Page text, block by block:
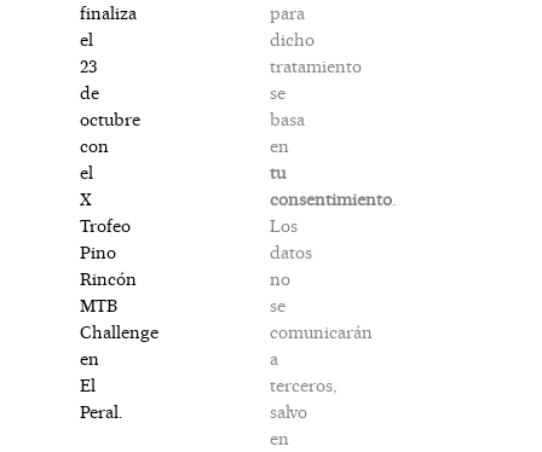
finaliza
el
23
de
octubre
con
el
X
Trofeo
Pino
Rincón
MTB
Challenge
en
El
Peral.
para
dicho
tratamiento
se
basa
en
tu
consentimiento
Los
datos
no
se
comunicarán
a
terceros,
salvo
en